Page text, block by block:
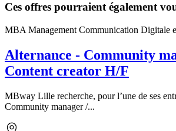
Ces offres pourraient également
MBA Management Communication Digitale
Alternance - Community
Content creator H/F
MBway Lille recherche, pour l’une de ses
Community manager /...